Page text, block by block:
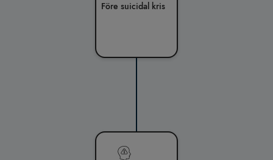
Före suicidal kris